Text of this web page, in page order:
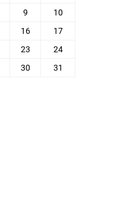
9
10
16
17
23
24
30
31